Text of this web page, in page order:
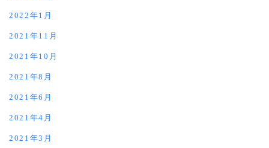
2022年1月
2021年11月
2021年10月
2021年8月
2021年6月
2021年4月
2021年3月